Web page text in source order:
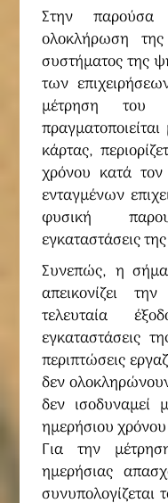
Στην
ολοκλήρωση
συστήματος της
των
μέτρηση του
κάρτας,
χρόνου κατά τον
ενταγμένων
φυσική
εγκαταστάσεις
Συνεπώς, η
απεικονίζει
τελευταία
εγκαταστάσεις
περιπτώσεις
δεν
δεν ισοδυναμεί
ημερήσιου
Για την
ημερήσιας